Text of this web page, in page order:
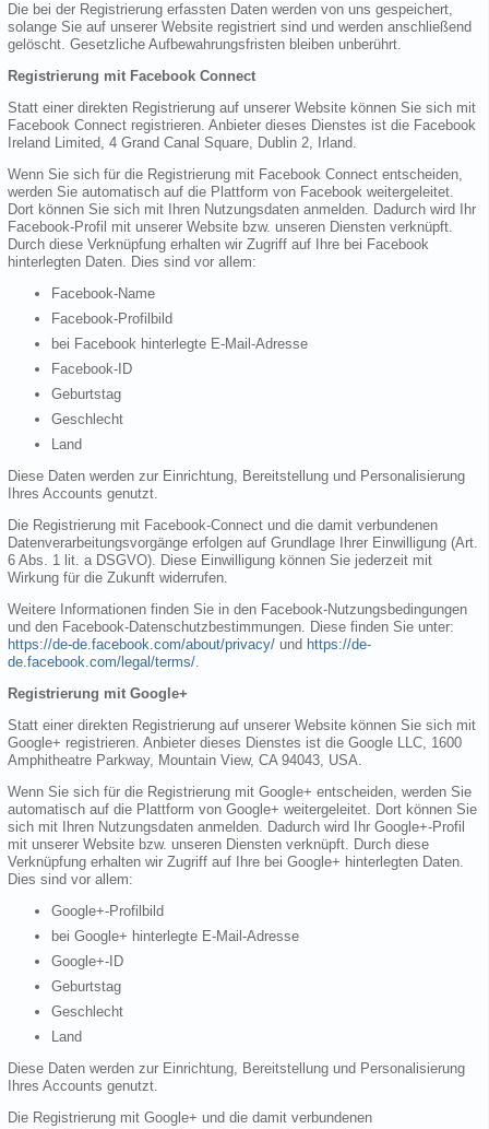
Die bei der Registrierung erfassten Daten werden von uns gespeichert,
solange Sie auf unserer Website registriert sind und werden anschließend
gelöscht. Gesetzliche Aufbewahrungsfristen bleiben unberührt.
Registrierung mit Facebook Connect
Statt einer direkten Registrierung auf unserer Website können Sie sich mit
Facebook Connect registrieren. Anbieter dieses Dienstes ist die Facebook
Ireland Limited, 4 Grand Canal Square, Dublin 2, Irland.
Wenn Sie sich für die Registrierung mit Facebook Connect entscheiden,
werden Sie automatisch auf die Plattform von Facebook weitergeleitet.
Dort können Sie sich mit Ihren Nutzungsdaten anmelden. Dadurch wird Ihr
Facebook-Profil mit unserer Website bzw. unseren Diensten verknüpft.
Durch diese Verknüpfung erhalten wir Zugriff auf Ihre bei Facebook
hinterlegten Daten. Dies sind vor allem:
Facebook-Name
Facebook-Profilbild
bei Facebook hinterlegte E-Mail-Adresse
Facebook-ID
Geburtstag
Geschlecht
Land
Diese Daten werden zur Einrichtung, Bereitstellung und Personalisierung
Ihres Accounts genutzt.
Die Registrierung mit Facebook-Connect und die damit verbundenen
Datenverarbeitungsvorgänge erfolgen auf Grundlage Ihrer Einwilligung (Art.
6 Abs. 1 lit. a DSGVO). Diese Einwilligung können Sie jederzeit mit
Wirkung für die Zukunft widerrufen.
Weitere Informationen finden Sie in den Facebook-Nutzungsbedingungen
und den Facebook-Datenschutzbestimmungen. Diese finden Sie unter:
https://de-de.facebook.com/about/privacy/ und https://de-
de.facebook.com/legal/terms/.
Registrierung mit Google+
Statt einer direkten Registrierung auf unserer Website können Sie sich mit
Google+ registrieren. Anbieter dieses Dienstes ist die Google LLC, 1600
Amphitheatre Parkway, Mountain View, CA 94043, USA.
Wenn Sie sich für die Registrierung mit Google+ entscheiden, werden Sie
automatisch auf die Plattform von Google+ weitergeleitet. Dort können Sie
sich mit Ihren Nutzungsdaten anmelden. Dadurch wird Ihr Google+-Profil
mit unserer Website bzw. unseren Diensten verknüpft. Durch diese
Verknüpfung erhalten wir Zugriff auf Ihre bei Google+ hinterlegten Daten.
Dies sind vor allem:
Google+-Profilbild
bei Google+ hinterlegte E-Mail-Adresse
Google+-ID
Geburtstag
Geschlecht
Land
Diese Daten werden zur Einrichtung, Bereitstellung und Personalisierung
Ihres Accounts genutzt.
Die Registrierung mit Google+ und die damit verbundenen